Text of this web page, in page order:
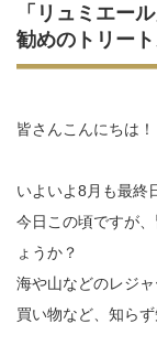
「リュミエー
勧めのトリート
皆さんこんにちは！
いよいよ8月も最終
今日この頃ですが
ょうか？
海や山などのレジ
買い物など、知ら